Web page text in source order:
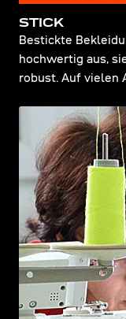
STICK
Bestickte
hochwertig aus,
robust. Auf vielen